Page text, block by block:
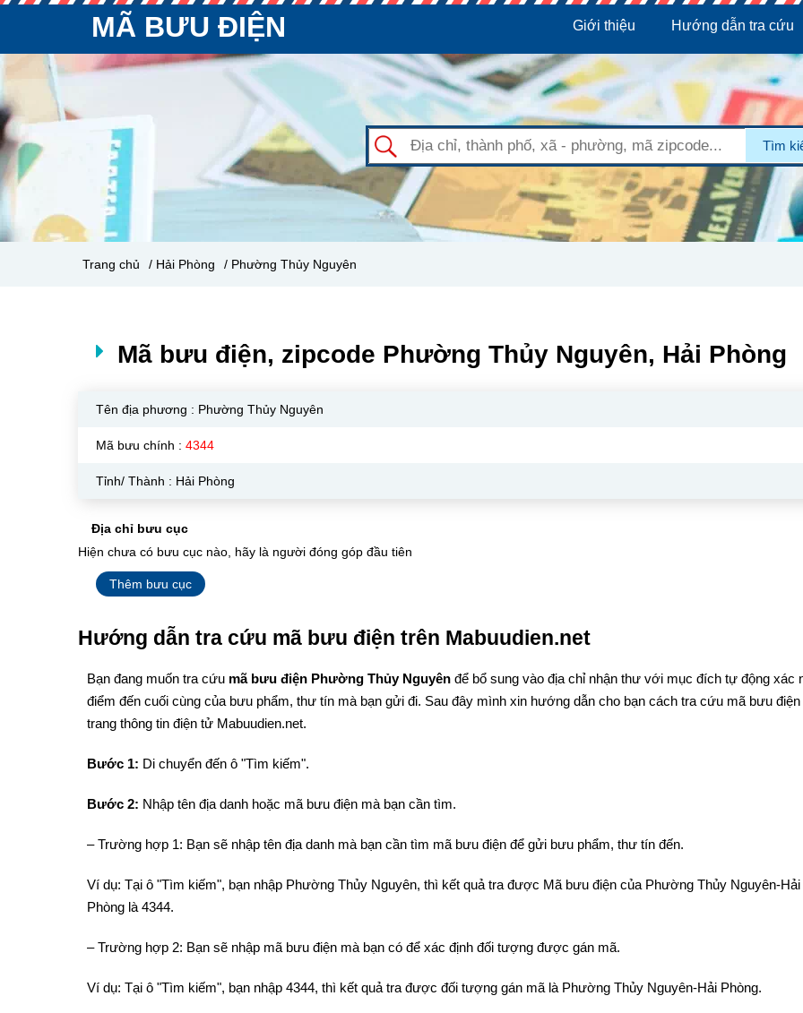
MÃ BƯU ĐIỆN Giới thiệu Hướng dẫn tra cứu
Tìm
Trang chủ / Hải Phòng / Phường Thủy Nguyên
Mã bưu điện, zipcode Phường Thủy Nguyên, Hải Phòng
Tên địa phương : Phường Thủy Nguyên
Mã bưu chính : 4344
Tỉnh/ Thành : Hải Phòng
Địa chỉ bưu cục
Hiện chưa có bưu cục nào, hãy là người đóng góp đầu tiên
Thêm bưu cục
Hướng dẫn tra cứu mã bưu điện trên Mabuudien.net
Bạn đang muốn tra cứu mã bưu điện Phường Thủy Nguyên để bổ sung vào địa chỉ nhận thư với mục đích tự động xác
điểm đến cuối cùng của bưu phẩm, thư tín mà bạn gửi đi. Sau đây mình xin hướng dẫn cho bạn cách tra cứu mã bưu điện
trang thông tin điện tử Mabuudien.net.
Bước 1: Di chuyển đến ô "Tìm kiếm".
Bước 2: Nhập tên địa danh hoặc mã bưu điện mà bạn cần tìm.
– Trường hợp 1: Bạn sẽ nhập tên địa danh mà bạn cần tìm mã bưu điện để gửi bưu phẩm, thư tín đến.
Ví dụ: Tại ô "Tìm kiếm", bạn nhập Phường Thủy Nguyên, thì kết quả tra được Mã bưu điện của Phường Thủy Nguyên-Hải
Phòng là 4344.
– Trường hợp 2: Bạn sẽ nhập mã bưu điện mà bạn có để xác định đối tượng được gán mã.
Ví dụ: Tại ô "Tìm kiếm", bạn nhập 4344, thì kết quả tra được đối tượng gán mã là Phường Thủy Nguyên-Hải Phòng.